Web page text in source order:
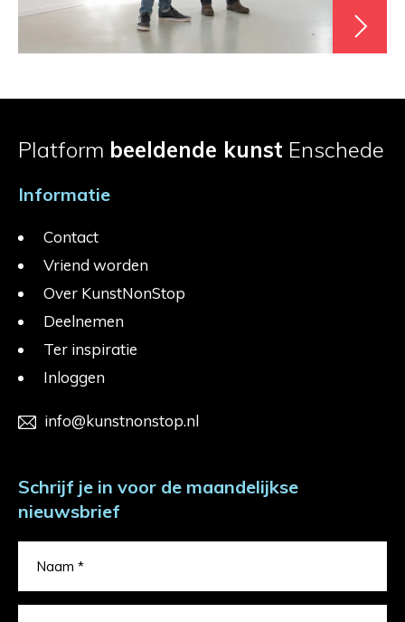
Platform beeldende kunst Enschede
Informatie
Contact
Vriend worden
Over KunstNonStop
Deelnemen
Ter inspiratie
Inloggen
info@kunstnonstop.nl
Schrijf je in voor de maandelijkse
nieuwsbrief